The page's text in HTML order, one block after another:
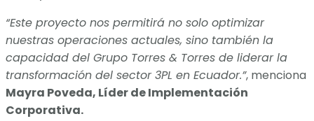
“Este proyecto nos permitirá no solo optimizar
nuestras operaciones actuales, sino también la
capacidad del Grupo Torres & Torres de liderar la
transformación del sector 3PL en Ecuador.”, menciona
Mayra Poveda, Líder de Implementación
Corporativa.